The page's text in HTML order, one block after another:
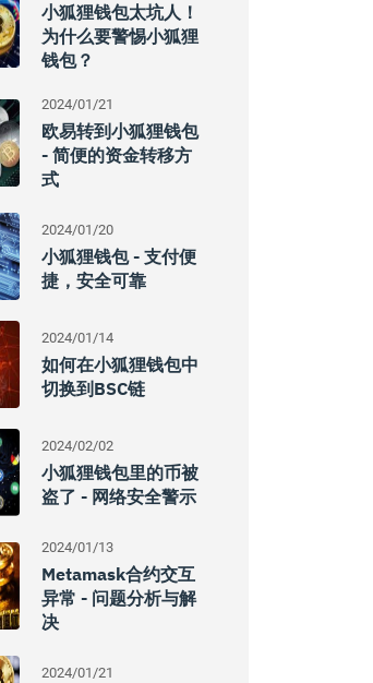
小狐狸钱包太坑人！
为什么要警惕小狐狸
钱包？
2024/01/21
欧易转到小狐狸钱包
- 简便的资金转移方
式
2024/01/20
小狐狸钱包 - 支付便
捷，安全可靠
2024/01/14
如何在小狐狸钱包中
切换到BSC链
2024/02/02
小狐狸钱包里的币被
盗了 - 网络安全警示
2024/01/13
Metamask合约交互
异常 - 问题分析与解
决
2024/01/21